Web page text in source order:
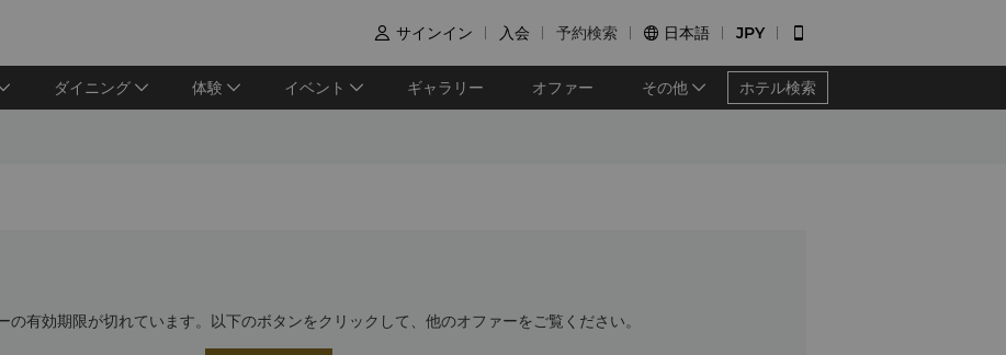
 サインイン 入会 予約検索  日本語 JPY 
ダイニング 体験 イベント ギャラリー オファー その他 ホテル検索
の有効期限が切れています。以下のボタンをクリックして、他のオファーをご覧ください。